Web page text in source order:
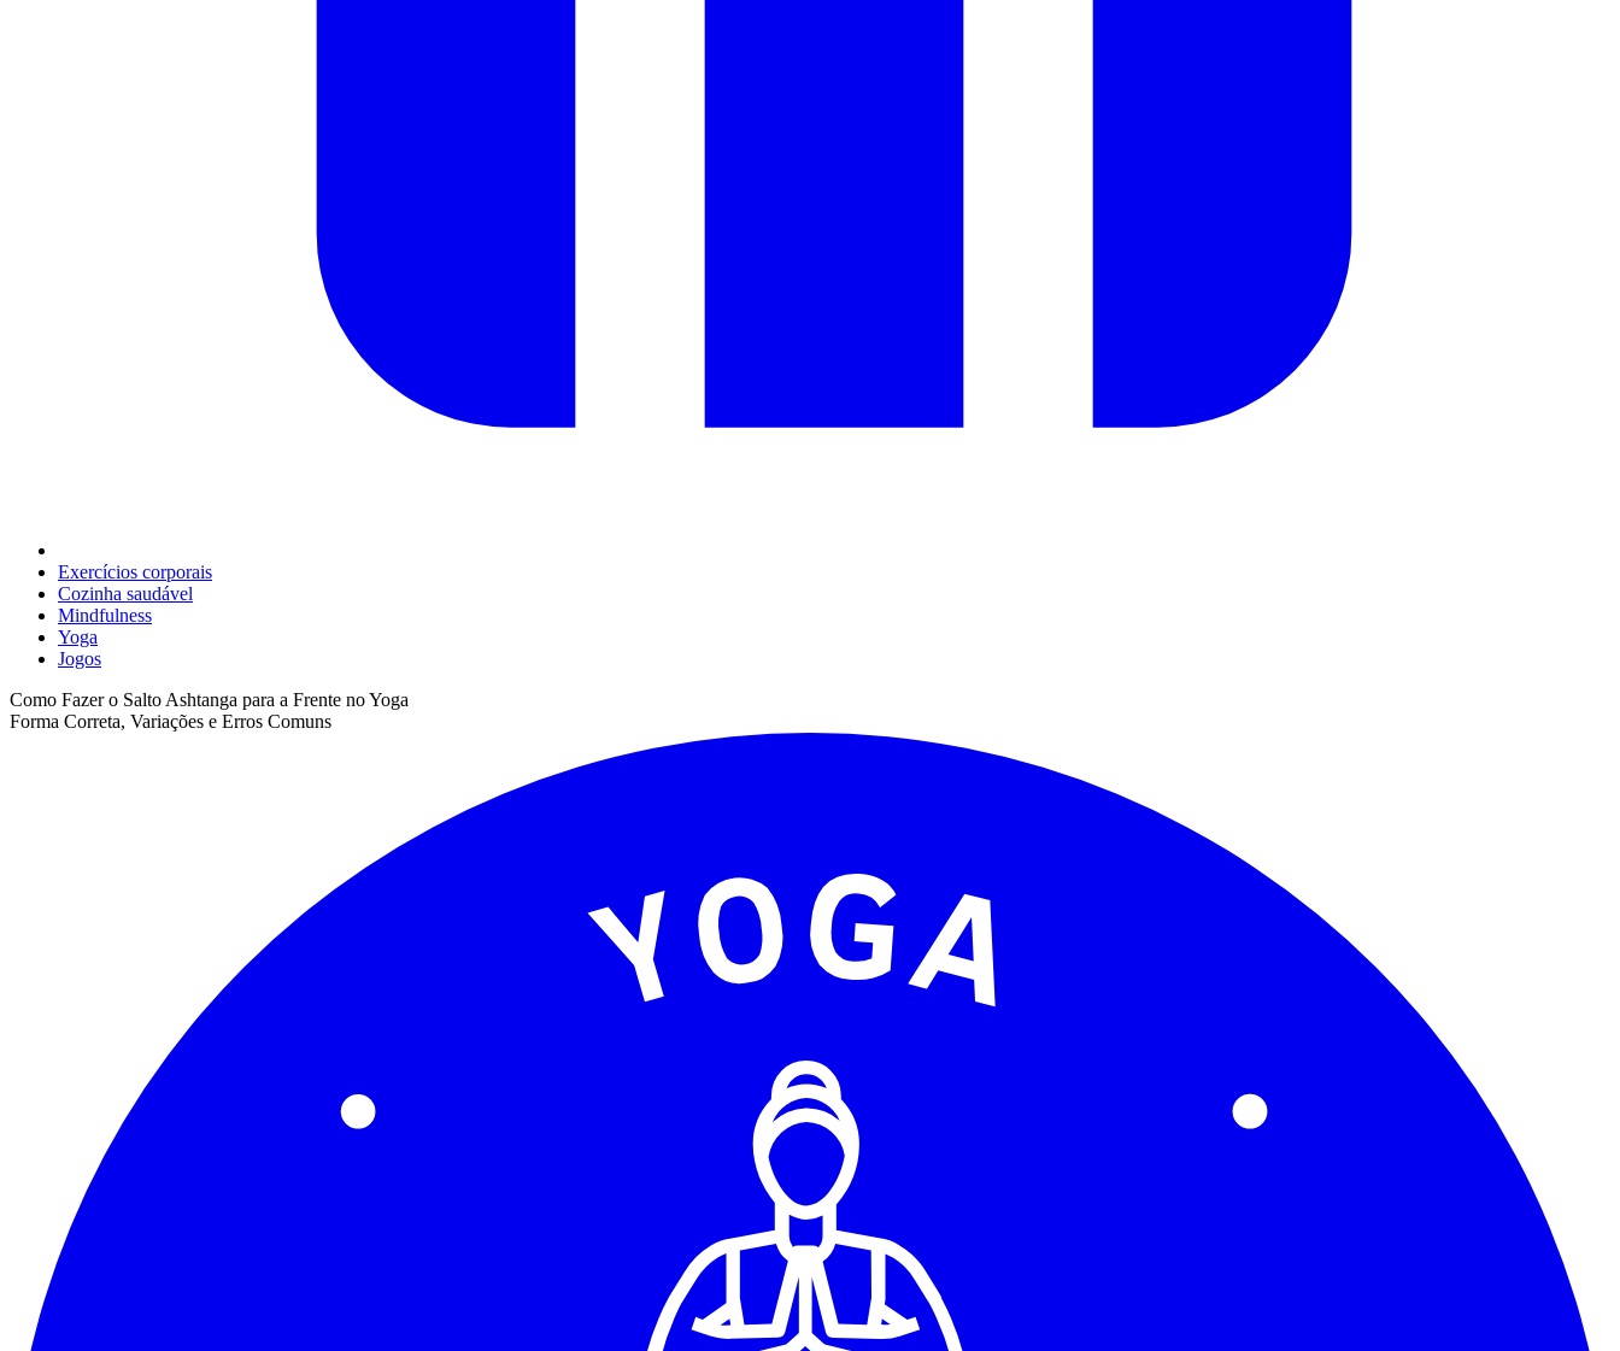
Exercícios corporais
Cozinha saudável
Mindfulness
Yoga
Jogos
Como Fazer o Salto Ashtanga para a Frente no Yoga
Forma Correta, Variações e Erros Comuns